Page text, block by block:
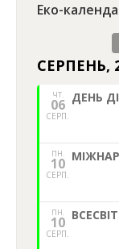
Еко-
СЕРПЕНЬ,
ЧТ.
06
СЕРП.
ДЕНЬ
ПН.
10
СЕРП.
ПН.
10
СЕРП.